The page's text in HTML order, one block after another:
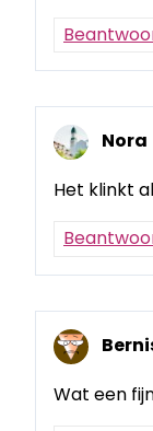
Nora
Het klinkt
Wat een